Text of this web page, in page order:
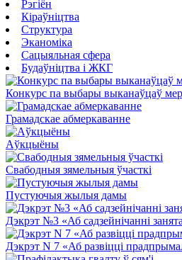
Рэгіён
Кіраўніцтва
Структура
Эканоміка
Сацыяльная сфера
Будаўніцтва і ЖКГ
Конкурс па выбары выканаўцаў
Грамадскае абмеркаванне
Аўкцыёны
Свабодныя зямельныя ўчасткі
Пустуючыя жылыя дамы
Дэкрэт №3 «Аб садзейнічанні
Дэкрэт N 7 «Аб развіцці